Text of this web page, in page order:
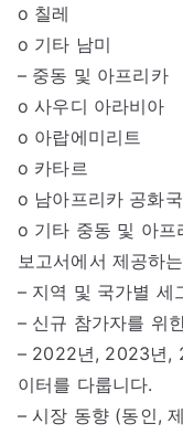
o 칠레
o 기타 남미
– 중동 및 아프리카
o 사우디 아라비아
o 아랍에미리트
o 카타르
o 남아프리카 공화국
o 기타 중동 및 아프
보고서에서 제공하
– 지역 및 국가별 세
– 신규 참가자를 위
– 2022년, 2023년,
이터를 다룹니다.
– 시장 동향 (동인,